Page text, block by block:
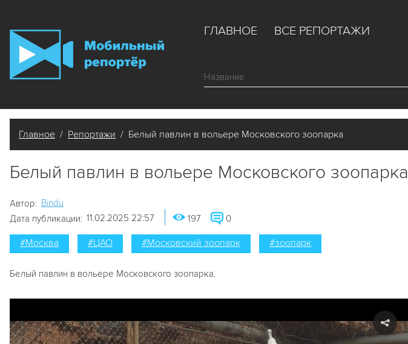
ГЛАВНОЕ ВСЕ РЕПОРТАЖИ
Главное / Репортажи / Белый павлин в вольере Московского зоопарка
Белый павлин в вольере Московского зоопарка
Автор: Bindu
Дата публикации: 11.02.2025 22:57 197 0
#Москва #ЦАО #Московский зоопарк #зоопарк
Белый павлин в вольере Московского зоопарка.